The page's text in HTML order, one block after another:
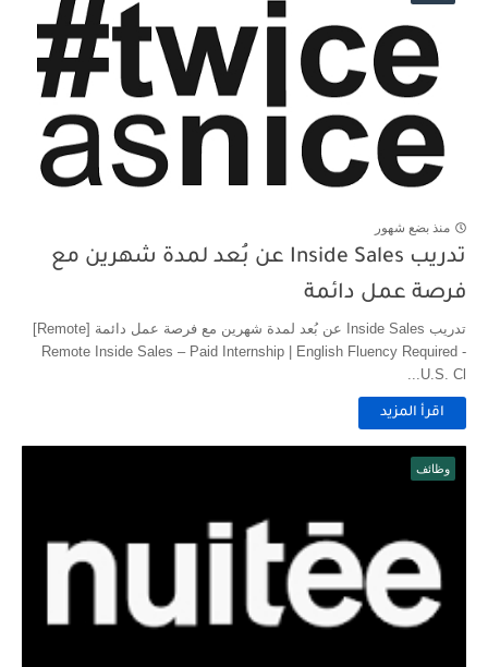
منذ بضع شهور
تدريب Inside Sales عن بُعد لمدة شهرين مع
فرصة عمل دائمة
تدريب Inside Sales عن بُعد لمدة شهرين مع فرصة عمل دائمة [Remote]
Remote Inside Sales – Paid Internship | English Fluency Required -
U.S. Cl...
اقرأ المزيد
وظائف